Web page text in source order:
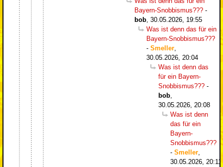
Bayern-Snobbismus??? -
bob, 30.05.2026, 19:55
Was ist denn das für ein
Bayern-Snobbismus???
- Smeller,
30.05.2026, 20:04
Was ist denn das
für ein Bayern-
Snobbismus??? -
bob,
30.05.2026, 20:08
Was ist denn
das für ein
Bayern-
Snobbismus???
- Smeller,
30.05.2026, 20:11